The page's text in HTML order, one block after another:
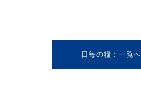
日毎の糧